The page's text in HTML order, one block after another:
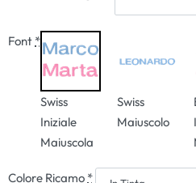
Font *
Swiss
Iniziale
Maiuscola
Swiss
Maiuscolo
Colore Ricamo *